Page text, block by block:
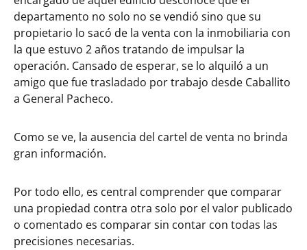
departamento no solo no se vendió sino que su
propietario lo sacó de la venta con la inmobiliaria con
la que estuvo 2 años tratando de impulsar la
operación. Cansado de esperar, se lo alquiló a un
amigo que fue trasladado por trabajo desde Caballito
a General Pacheco.
Como se ve, la ausencia del cartel de venta no brinda
gran información.
Por todo ello, es central comprender que comparar
una propiedad contra otra solo por el valor publicado
o comentado es comparar sin contar con todas las
precisiones necesarias.